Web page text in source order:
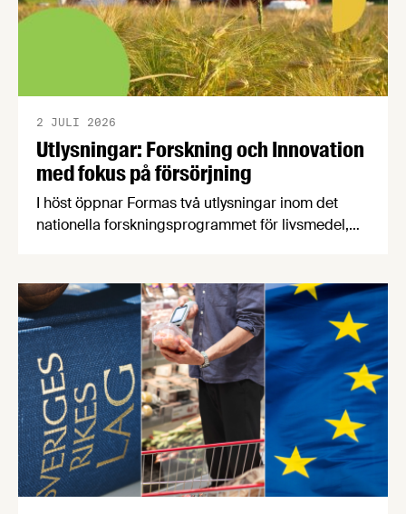
Utlysningar: Forskning och Innovation
med fokus på försörjning
2 JULI 2026
I höst öppnar Formas två utlysningar inom det
nationella forskningsprogrammet för livsmedel,
en motståndskraftig livsmedelsförsörjning", och
båda syftar till att bana väg för innovationer som
stärker Sveriges livsmedelsförsörjning.